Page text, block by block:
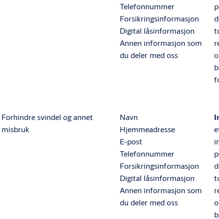
Telefonnummer
Forsikringsinformasjon
Digital låsinformasjon
Annen informasjon som
du deler med oss
Forhindre svindel og annet
misbruk
Navn
Hjemmeadresse
E-post
Telefonnummer
Forsikringsinformasjon
Digital låsinformasjon
Annen informasjon som
du deler med oss